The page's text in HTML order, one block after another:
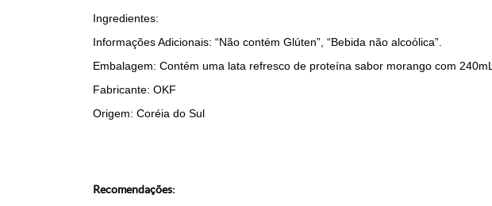
Ingredientes:
Informações Adicionais: “Não contém Glúten”, “Bebida não alcoólica”.
Embalagem: Contém uma lata refresco de proteína sabor morango com 240mL.
Fabricante: OKF
Origem: Coréia do Sul
Recomendações: